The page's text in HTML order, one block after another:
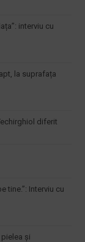
interviu cu
la suprafața
diferit
tine.”: Interviu cu
și